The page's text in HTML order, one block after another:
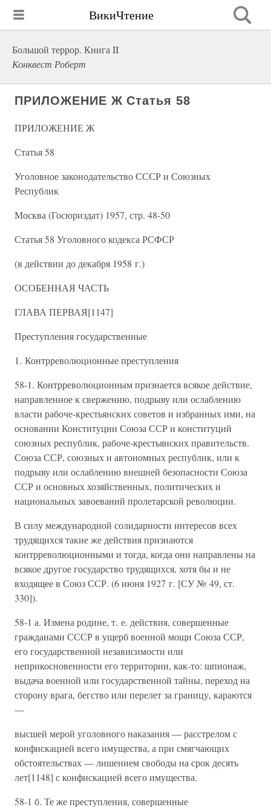
ВикиЧтение
Большой террор. Книга II
Конквест Роберт
ПРИЛОЖЕНИЕ Ж Статья 58
ПРИЛОЖЕНИЕ Ж
Статья 58
Уголовное законодательство СССР и Союзных
Республик
Москва (Госюриздат) 1957, стр. 48-50
Статья 58 Уголовного кодекса РСФСР
(в действии до декабря 1958 г.)
ОСОБЕННАЯ ЧАСТЬ
ГЛАВА ПЕРВАЯ[1147]
Преступления государственные
1. Контрреволюционные преступления
58-1. Контрреволюционным признается всякое действие,
направленное к свержению, подрыву или ослаблению
власти рабоче-крестьянских советов и избранных ими, на
основании Конституции Союза ССР и конституций
союзных республик, рабоче-крестьянских правительств.
Союза ССР, союзных и автономных республик, или к
подрыву или ослаблению внешней безопасности Союза
ССР и основных хозяйственных, политических и
национальных завоеваний пролетарской революции.
В силу международной солидарности интересов всех
трудящихся такие же действия признаются
контрреволюционными и тогда, когда они направлены на
всякое другое государство трудящихся, хотя бы и не
входящее в Союз ССР. (6 июня 1927 г. [СУ № 49, ст.
330]).
58-1 а. Измена родине, т. е. действия, совершенные
гражданами СССР в ущерб военной мощи Союза ССР,
его государственной независимости или
неприкосновенности его территории, как-то: шпионаж,
выдача военной или государственной тайны, переход на
сторону врага, бегство или перелет за границу, караются
—
высшей мерой уголовного наказания — расстрелом с
конфискацией всего имущества, а при смягчающих
обстоятельствах — лишением свободы на срок десять
лет[1148] с конфискацией всего имущества.
58-1 б. Те же преступления, совершенные